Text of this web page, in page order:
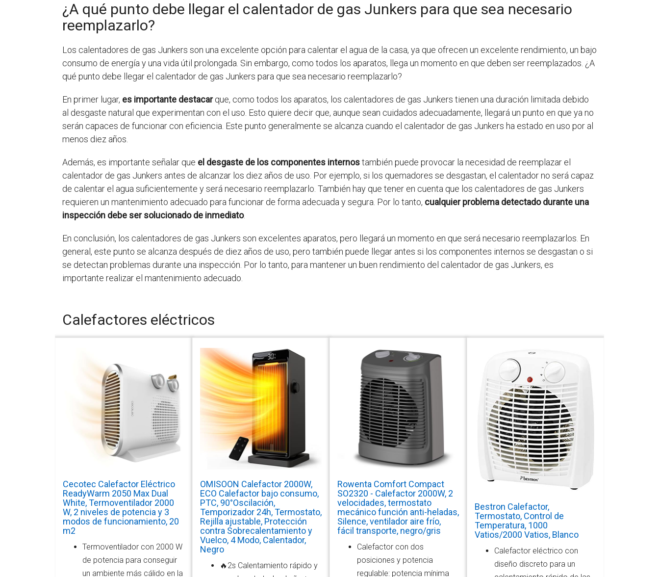
¿A qué punto debe llegar el calentador de gas Junkers para que sea necesario
reemplazarlo?
Los calentadores de gas Junkers son una excelente opción para calentar el agua de la casa, ya que ofrecen un excelente rendimiento, un bajo
consumo de energía y una vida útil prolongada. Sin embargo, como todos los aparatos, llega un momento en que deben ser reemplazados. ¿A
qué punto debe llegar el calentador de gas Junkers para que sea necesario reemplazarlo?
En primer lugar, es importante destacarque, como todos los aparatos, los calentadores de gas Junkers tienen una duración limitada debido
al desgaste natural que experimentan con el uso. Esto quiere decir que, aunque sean cuidados adecuadamente, llegará un punto en que ya no
serán capaces de funcionar con eficiencia. Este punto generalmente se alcanza cuando el calentador de gas Junkers ha estado en uso por al
menos diez años.
Además, es importante señalar que el desgaste de los componentes internostambién puede provocar la necesidad de reemplazar el
calentador de gas Junkers antes de alcanzar los diez años de uso. Por ejemplo, si los quemadores se desgastan, el calentador no será capaz
de calentar el agua suficientemente y será necesario reemplazarlo. También hay que tener en cuenta que los calentadores de gas Junkers
requieren un mantenimiento adecuado para funcionar de forma adecuada y segura. Por lo tanto, cualquier problema detectado durante una
inspección debe ser solucionado de inmediato.
En conclusión, los calentadores de gas Junkers son excelentes aparatos, pero llegará un momento en que será necesario reemplazarlos. En
general, este punto se alcanza después de diez años de uso, pero también puede llegar antes si los componentes internos se desgastan o si
se detectan problemas durante una inspección. Por lo tanto, para mantener un buen rendimiento del calentador de gas Junkers, es
importante realizar el mantenimiento adecuado.
Calefactores eléctricos
Cecotec Calefactor Eléctrico
ReadyWarm 2050 Max Dual
White, Termoventilador 2000
W, 2 niveles de potencia y 3
modos de funcionamiento, 20
m2
Termoventilador con 2000 W
de potencia para conseguir
un ambiente más cálido en la
OMISOON Calefactor 2000W,
ECO Calefactor bajo consumo,
PTC, 90°Oscilación,
Temporizador 24h, Termostato,
Rejilla ajustable, Protección
contra Sobrecalentamiento y
Vuelco, 4 Modo, Calentador,
Negro
🔥2s Calentamiento rápido y
Rowenta Comfort Compact
SO2320 - Calefactor 2000W, 2
velocidades, termostato
mecánico función anti-heladas,
Silence, ventilador aire frío,
fácil transporte, negro/gris
Calefactor con dos
posiciones y potencia
regulable: potencia mínima
Bestron Calefactor,
Termostato, Control de
Temperatura, 1000
Vatios/2000 Vatios, Blanco
Calefactor eléctrico con
diseño discreto para un